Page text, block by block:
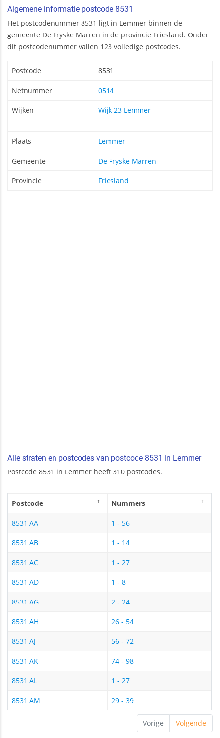
Algemene informatie postcode 8531
Het postcodenummer 8531 ligt in Lemmer binnen de
gemeente De Fryske Marren in de provincie Friesland. Onder
dit postcodenummer vallen 123 volledige postcodes.
Postcode 8531
Netnummer 0514
Wijken Wijk 23 Lemmer
Plaats Lemmer
Gemeente De Fryske Marren
Provincie Friesland
Alle straten en postcodes van postcode 8531 in Lemmer
Postcode 8531 in Lemmer heeft 310 postcodes.
Postcode Nummers
8531 AA 1 - 56
8531 AB 1 - 14
8531 AC 1 - 27
8531 AD 1 - 8
8531 AG 2 - 24
8531 AH 26 - 54
8531 AJ 56 - 72
8531 AK 74 - 98
8531 AL 1 - 27
8531 AM 29 - 39
Vorige Volgende